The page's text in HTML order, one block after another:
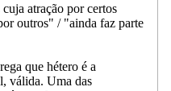
atração por certos
outros" / "ainda faz parte
que hétero é a
válida. Uma das